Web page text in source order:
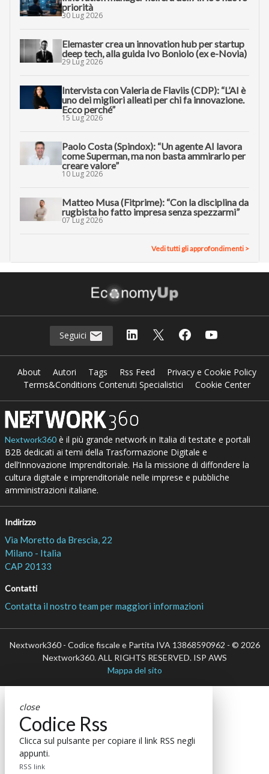
priorità
30 Lug 2026
Elemaster crea un innovation hub per startup
deep tech, alla guida Ivo Boniolo (ex e-Novia)
29 Lug 2026
Intervista con Valeria de Flaviis (CDP): “L’AI è
uno dei migliori alleati per chi fa innovazione.
Ecco perché”
15 Lug 2026
Paolo Costa (Spindox): “Un agente AI lavora
come Superman, ma non basta ammirarlo per
creare valore”
10 Lug 2026
Matteo Musa (Fitprime): “Con la disciplina da
rugbista ho fatto impresa senza spezzarmi”
07 Lug 2026
Vedi tutti gli approfondimenti >
Seguici
About Autori Tags Rss Feed
Privacy e Cookie Policy
Terms&Conditions Contenuti Specialistici
Cookie Center
Nextwork360è il più grande network in Italia di testate e portali
B2B dedicati ai temi della Trasformazione Digitale e
dell’Innovazione Imprenditoriale. Ha la missione di diffondere la
cultura digitale e imprenditoriale nelle imprese e pubbliche
amministrazioni italiane.
Indirizzo
Via Moretto da Brescia, 22
Milano - Italia
CAP 20133
Contatti
Contatta il nostro team per maggiori informazioni
Nextwork360 - Codice fiscale e Partita IVA 13868590962 - © 2026
Nextwork360. ALL RIGHTS RESERVED. ISP AWS
Mappa del sito
close
Codice Rss
Clicca sul pulsante per copiare il link RSS negli
appunti.
RSS link